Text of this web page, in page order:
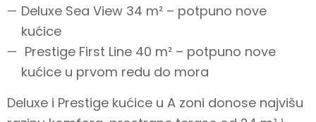
Deluxe Sea View 34 m² – potpuno nove
kućice
Prestige First Line 40 m² – potpuno nove
kućice u prvom redu do mora
Deluxe i Prestige kućice u A zoni donose najvišu